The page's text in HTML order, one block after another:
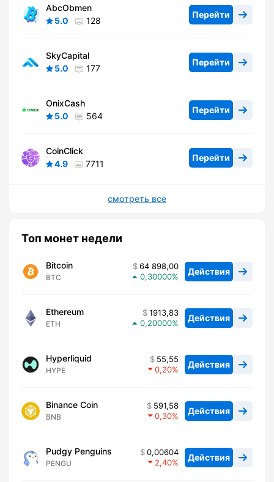
AbcObmen
5.0
128
Перейти
SkyCapital
5.0
177
Перейти
OnixCash
5.0
564
Перейти
CoinClick
4.9
7711
Перейти
смотреть все
Топ монет недели
Bitcoin
BTC
64 898,00
0,30000
Действия
Ethereum
ETH
1913,83
0,20000
Действия
Hyperliquid
HYPE
55,55
0,20
Действия
Binance Coin
BNB
591,58
0,30
Действия
Pudgy Penguins
PENGU
0,00604
2,40
Действия